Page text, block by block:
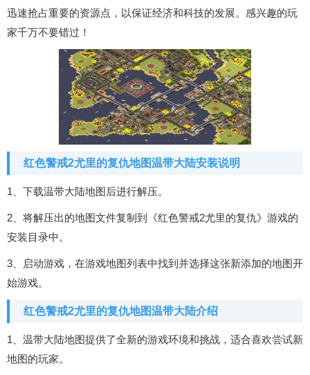
迅速抢占重要的资源点，以保证经济和科技的发展。感兴趣的玩
家千万不要错过！
红色警戒2尤里的复仇地图温带大陆安装说明
1、下载温带大陆地图后进行解压。
2、将解压出的地图文件复制到《红色警戒2尤里的复仇》游戏的
安装目录中。
3、启动游戏，在游戏地图列表中找到并选择这张新添加的地图开
始游戏。
红色警戒2尤里的复仇地图温带大陆介绍
1、温带大陆地图提供了全新的游戏环境和挑战，适合喜欢尝试新
地图的玩家。